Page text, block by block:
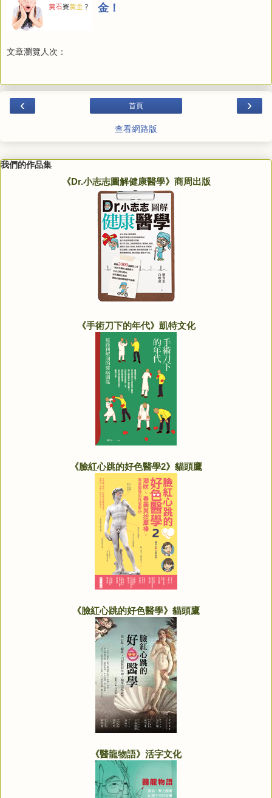
金！
文章瀏覽人次：
‹ ›
首頁
查看網路版
我們的作品集
《Dr.小志志圖解健康醫學》商周出版
《手術刀下的年代》凱特文化
《臉紅心跳的好色醫學2》貓頭鷹
《臉紅心跳的好色醫學》貓頭鷹
《醫龍物語》活字文化